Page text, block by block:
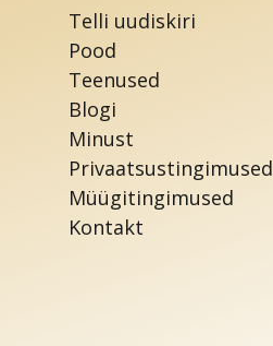
Telli uudiskiri
Pood
Teenused
Blogi
Minust
Privaatsustingimused
Müügitingimused
Kontakt